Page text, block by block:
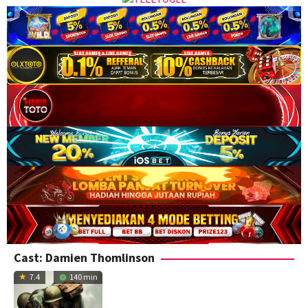
Cast: Damien Thomlinson
7.4 140 min